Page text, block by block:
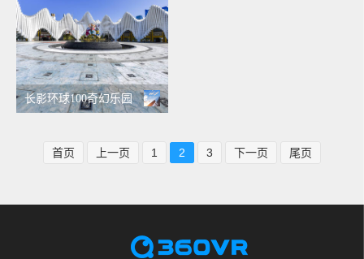
长影环球100奇幻乐园
首页 上一页 1 2 3 下一页 尾页